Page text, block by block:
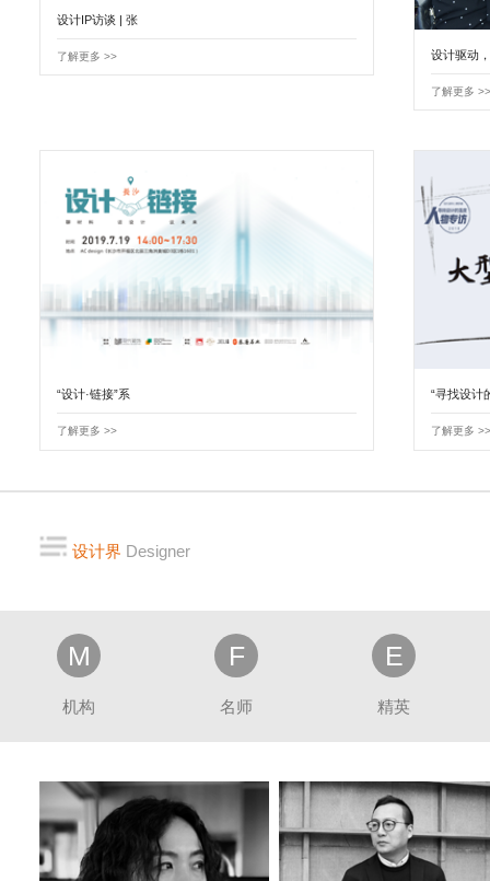
设计IP访谈 | 张
了解更多 >> 设计驱动
了解更多
“设计·链接”系
了解更多 >>
“寻找设计
了解更多
设计界 Designer
M
机构
F
名师
E
精英